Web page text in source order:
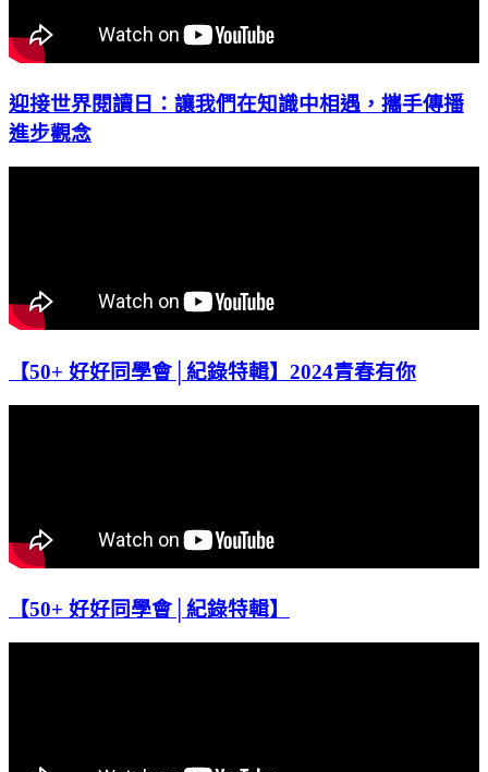
迎接世界閱讀日：讓我們在知識中相遇，攜手傳播
進步觀念
【50+ 好好同學會│紀錄特輯】2024青春有你
【50+ 好好同學會│紀錄特輯】